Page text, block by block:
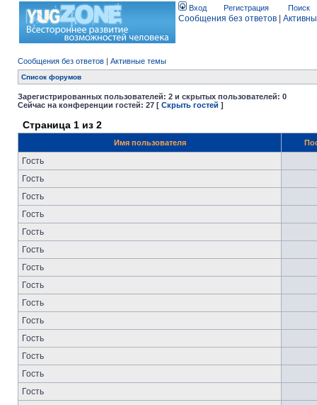
Вход Регистрация Поиск
Сообщения без ответов
Сообщения без ответов | Активные темы
Список форумов
Зарегистрированных пользователей: 2 и скрытых пользователей: 0
Сейчас на конференции гостей: 27 [ Скрыть гостей ]
Страница 1 из 2
Имя пользователя
Гость
Гость
Гость
Гость
Гость
Гость
Гость
Гость
Гость
Гость
Гость
Гость
Гость
Гость